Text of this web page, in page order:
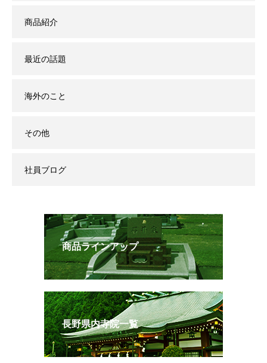
商品紹介
最近の話題
海外のこと
その他
社員ブログ
商品ラインアップ
長野県内寺院一覧